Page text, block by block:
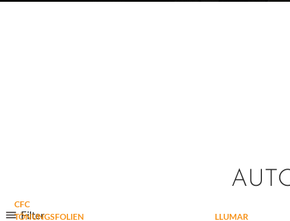
Filter
CFC
TÖNUNGSFOLIEN
LLUMAR